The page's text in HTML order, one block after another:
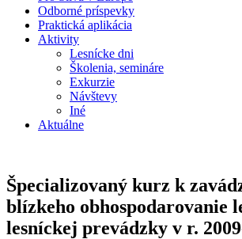
Odborné príspevky
Praktická aplikácia
Aktivity
Lesnícke dni
Školenia, semináre
Exkurzie
Návštevy
Iné
Aktuálne
Špecializovaný kurz k
blízkeho obhospodarovanie
lesníckej prevádzky v r.